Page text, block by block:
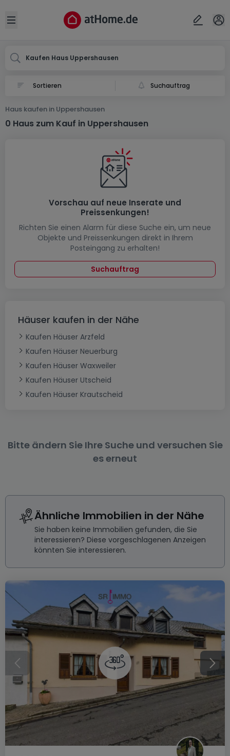
Open sidebar
Kaufen Haus Uppershausen
Suchauftrag
Haus kaufen in Uppershausen
0 Haus zum Kauf in Uppershausen
Vorschau auf neue Inserate und
Preissenkungen!
Richten Sie einen Alarm für diese Suche ein, um neue
Objekte und Preissenkungen direkt in Ihrem
Posteingang zu erhalten!
Suchauftrag
Häuser kaufen in der Nähe
Kaufen Häuser Arzfeld
Kaufen Häuser Neuerburg
Kaufen Häuser Waxweiler
Kaufen Häuser Utscheid
Kaufen Häuser Krautscheid
Bitte ändern Sie Ihre Suche und versuchen Sie
es erneut
Ähnliche Immobilien in der Nähe
Sie haben keine Immobilien gefunden, die Sie
interessieren? Diese vorgeschlagenen Anzeigen
könnten Sie interessieren.
Ort
Abbrechen ok